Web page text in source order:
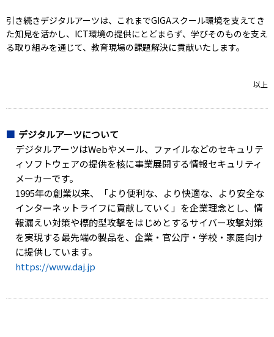
引き続きデジタルアーツは、これまでGIGAスクール環境を支えてき
た知見を活かし、ICT環境の提供にとどまらず、学びそのものを支え
る取り組みを通じて、教育現場の課題解決に貢献いたします。
以上
デジタルアーツについて
デジタルアーツはWebやメール、ファイルなどのセキュリテ
ィソフトウェアの提供を核に事業展開する情報セキュリティ
メーカーです。
1995年の創業以来、「より便利な、より快適な、より安全な
インターネットライフに貢献していく」を企業理念とし、情
報漏えい対策や標的型攻撃をはじめとするサイバー攻撃対策
を実現する最先端の製品を、企業・官公庁・学校・家庭向け
に提供しています。
https://www.daj.jp